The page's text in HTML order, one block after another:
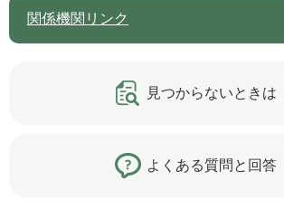
関係機関リンク
見つからないときは
よくある質問と回答